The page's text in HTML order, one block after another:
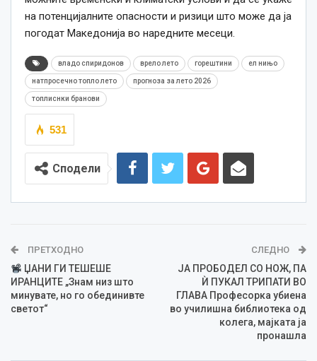
на потенцијалните опасности и ризици што може да ја
погодат Македонија во наредните месеци.
владо спиридонов врело лето горештини ел нињо
натпросечно топло лето прогноза за лето 2026
топлиснки бранови
531
Сподели
ПРЕТХОДНО
ЏАНИ ГИ ТЕШЕШЕ
ИРАНЦИТЕ „Знам низ што
минувате, но го обединивте
светот“
СЛЕДНО
ЈА ПРОБОДЕЛ СО НОЖ, ПА
Ѝ ПУКАЛ ТРИПАТИ ВО
ГЛАВА Професорка убиена
во училишна библиотека од
колега, мајката ја
пронашла